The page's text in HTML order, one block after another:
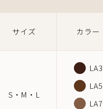
サイズ
S・M・L
カラー
LA3
LA5
LA7